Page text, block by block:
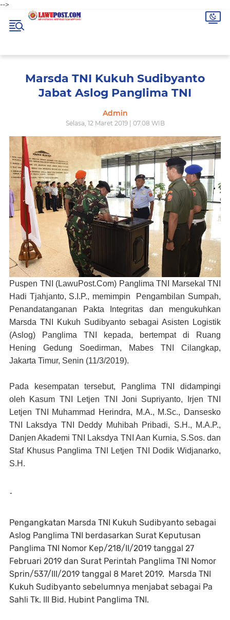
-->
Marsda TNI Kukuh Sudibyanto
Jabat Aslog Panglima TNI
Admin
Selasa, 12 Maret 2019 | 07.08 WIB
Puspen TNI (LawuPost.Com) Panglima TNI Marsekal TNI
Hadi Tjahjanto, S.I.P., memimpin Pengambilan Sumpah,
Penandatanganan Pakta Integritas dan mengukuhkan
Marsda TNI Kukuh Sudibyanto sebagai Asisten Logistik
(Aslog) Panglima TNI kepada, bertempat di Ruang
Hening Gedung Soedirman, Mabes TNI Cilangkap,
Jakarta Timur, Senin (11/3/2019).
Pada kesempatan tersebut, Panglima TNI didampingi
oleh Kasum TNI Letjen TNI Joni Supriyanto, Irjen TNI
Letjen TNI Muhammad Herindra, M.A., M.Sc., Dansesko
TNI Laksdya TNI Deddy Muhibah Pribadi, S.H., M.A.P.,
Danjen Akademi TNI Laksdya TNI Aan Kurnia, S.Sos. dan
Staf Khusus Panglima TNI Letjen TNI Dodik Widjanarko,
S.H.
-
Pengangkatan Marsda TNI Kukuh Sudibyanto sebagai
Aslog Panglima TNI berdasarkan Surat Keputusan
Panglima TNI Nomor Kep/218/II/2019 tanggal 27
Februari 2019 dan Surat Perintah Panglima TNI Nomor
Sprin/537/III/2019 tanggal 8 Maret 2019. Marsda TNI
Kukuh Sudibyanto sebelumnya menjabat sebagai Pa
Sahli Tk. III Bid. Hubint Panglima TNI.